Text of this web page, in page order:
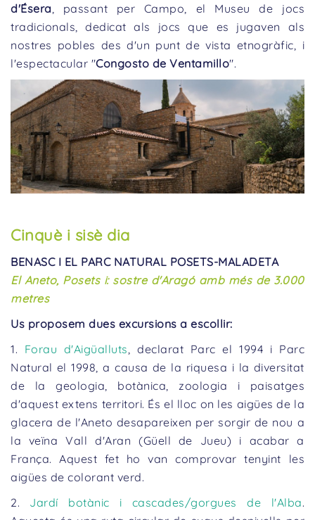
d'Ésera , passant per Campo, el Museu de jocs
tradicionals, dedicat als jocs que es jugaven als
nostres pobles des d'un punt de vista etnogràfic, i
l'espectacular "Congosto de Ventamillo".
Cinquè i sisè dia
BENASC I EL PARC NATURAL POSETS-MALADETA
El Aneto, Posets i: sostre d'Aragó amb més de 3.000
metres
Us proposem dues excursions a escollir:
1. Forau d'Aigüalluts, declarat Parc el 1994 i Parc
Natural el 1998, a causa de la riquesa i la diversitat
de la geologia, botànica, zoologia i paisatges
d'aquest extens territori. És el lloc on les aigües de la
glacera de l'Aneto desapareixen per sorgir de nou a
la veïna Vall d'Aran (Güell de Jueu) i acabar a
França. Aquest fet ho van comprovar tenyint les
aigües de colorant verd.
2. Jardí botànic i cascades/gorgues de l'Alba.